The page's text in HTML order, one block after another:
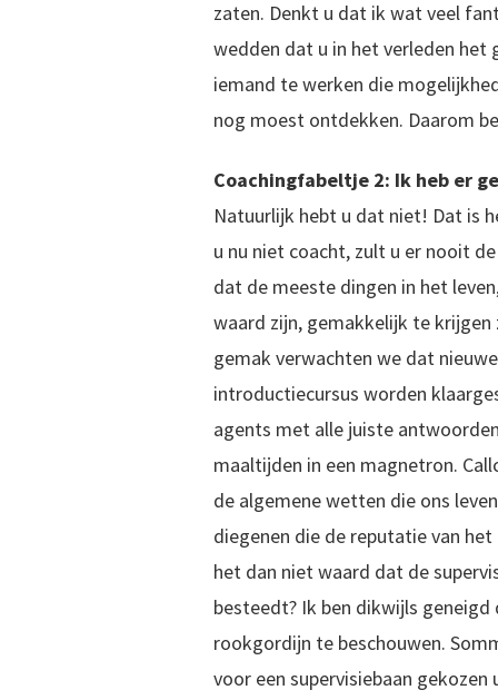
zaten. Denkt u dat ik wat veel
wedden dat u in het verleden het
iemand te werken die
nog moest ontdekken. Daarom
Coachingfabeltje 2: Ik heb er
Natuurlijk hebt u dat niet! Dat is
u nu niet coacht, zult u er nooit
dat de meeste dingen in het
waard zijn, gemakkelijk te
gemak verwachten we dat
introductiecursus worden
agents met alle juiste
maaltijden in een magnetron.
de algemene wetten die ons
diegenen die de reputatie van
het dan niet waard dat de
besteedt? Ik ben dikwijls geneigd
rookgordijn te beschouwen.
voor een supervisiebaan